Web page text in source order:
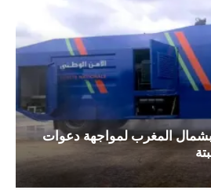
المغرب لمواجهة دعوات